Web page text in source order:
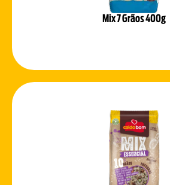
Mix 7 Grãos 400g